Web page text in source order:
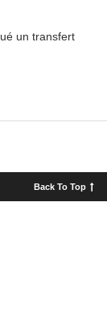
un transfert
Back To Top